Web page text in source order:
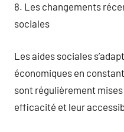
8. Les changements
sociales
Les aides sociales
économiques en
sont régulièrement
efficacité et leur